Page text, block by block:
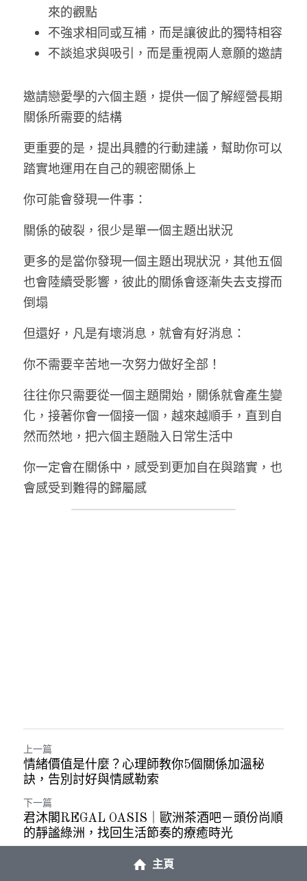
來的觀點
不強求相同或互補，而是讓彼此的獨特相容
不談追求與吸引，而是重視兩人意願的邀請
邀請戀愛學的六個主題，提供一個了解經營長期
關係所需要的結構
更重要的是，提出具體的行動建議，幫助你可以
踏實地運用在自己的親密關係上
你可能會發現一件事：
關係的破裂，很少是單一個主題出狀況
更多的是當你發現一個主題出現狀況，其他五個
也會陸續受影響，彼此的關係會逐漸失去支撐而
倒塌
但還好，凡是有壞消息，就會有好消息：
你不需要辛苦地一次努力做好全部！
往往你只需要從一個主題開始，關係就會產生變
化，接著你會一個接一個，越來越順手，直到自
然而然地，把六個主題融入日常生活中
你一定會在關係中，感受到更加自在與踏實，也
會感受到難得的歸屬感
上一篇
情緒價值是什麼？心理師教你5個關係加溫秘
訣，告別討好與情感勒索
下一篇
君沐閣REGAL OASIS｜歐洲茶酒吧－頭份尚順
的靜謐綠洲，找回生活節奏的療癒時光
主頁